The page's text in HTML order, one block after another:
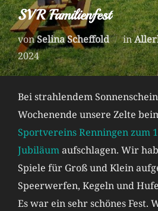
SVR Familienfest
vonSelina Scheffold in
2024
Bei strahlendem
Wochenende unsere Zelte
Sportvereins Renningen zum
Jubiläumaufschlagen. Wir
Spiele für Groß und Klein
Speerwerfen, Kegeln und
Es war ein sehr schönes Fest.